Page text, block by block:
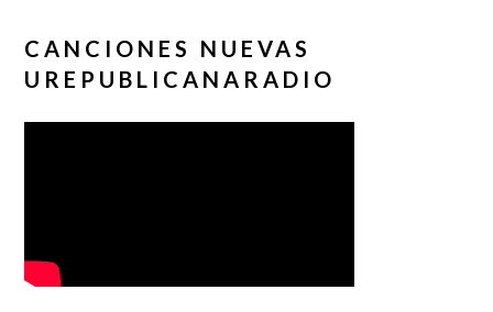
CANCIONES NUEVAS
UREPUBLICANARADIO